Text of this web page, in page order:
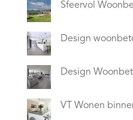
Sfeervol
Design
Design
VT Wonen